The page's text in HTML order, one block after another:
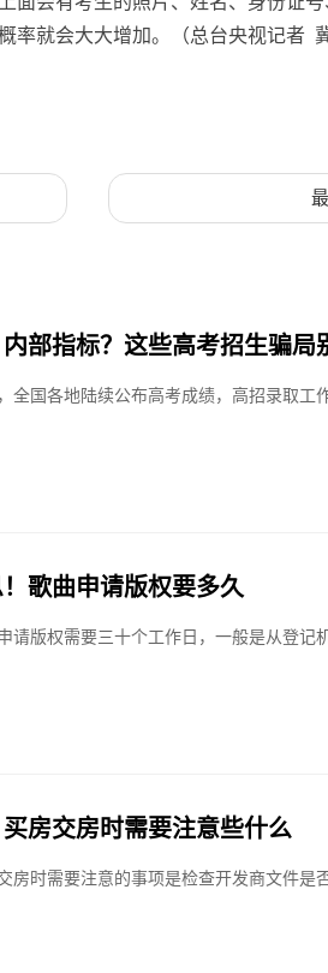
率就会大大增加。（总台央视记者
部指标？这些高考招生骗局
全国各地陆续公布高考成绩，高招录取工
歌曲申请版权要多久
请版权需要三十个工作日，一般是从登记
房交房时需要注意些什么
房时需要注意的事项是检查开发商文件是